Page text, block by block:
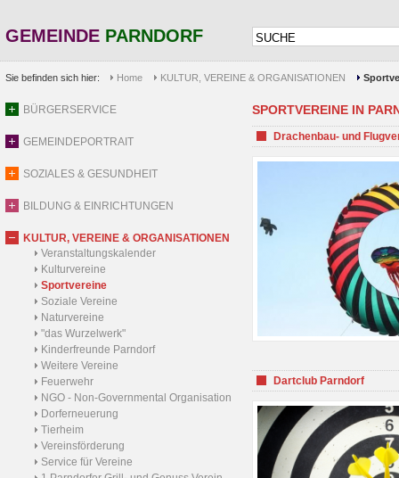
GEMEINDE PARNDORF
Sie befinden sich hier: Home KULTUR, VEREINE & ORGANISATIONEN
BÜRGERSERVICE
GEMEINDEPORTRAIT
SOZIALES & GESUNDHEIT
BILDUNG & EINRICHTUNGEN
KULTUR, VEREINE & ORGANISATIONEN
Veranstaltungskalender
Kulturvereine
Sportvereine
Soziale Vereine
Naturvereine
"das Wurzelwerk"
Kinderfreunde Parndorf
Weitere Vereine
Feuerwehr
NGO - Non-Governmental Organisation
Dorferneuerung
Tierheim
Vereinsförderung
Service für Vereine
SPORTVEREINE IN
Drachenbau- und
Dartclub Parndorf